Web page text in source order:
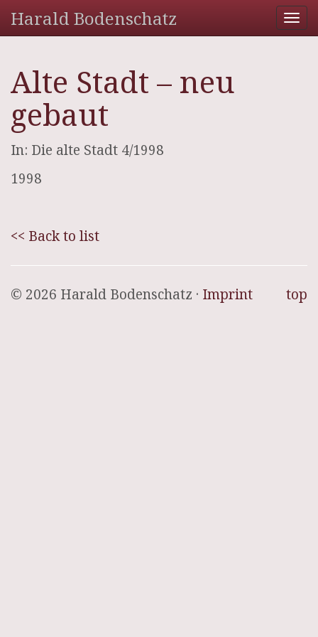
Harald Bodenschatz
Alte Stadt – neu
gebaut
In: Die alte Stadt 4/1998
1998
<< Back to list
top
© 2026 Harald Bodenschatz · Imprint